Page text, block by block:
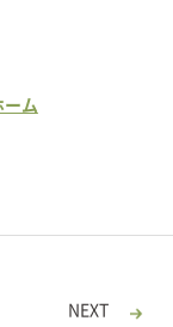
ーム
NEXT